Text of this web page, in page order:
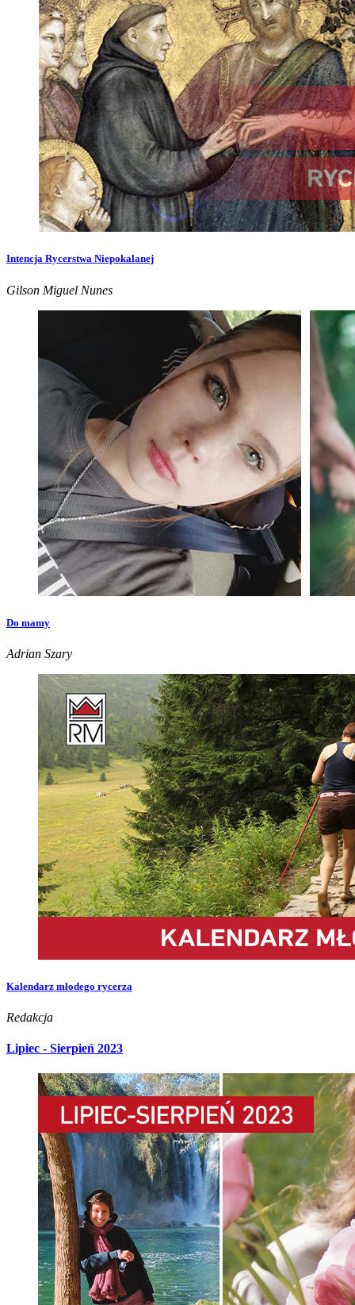
Intencja Rycerstwa Niepokalanej
Gilson Miguel Nunes
Do mamy
Adrian Szary
Kalendarz młodego rycerza
Redakcja
Lipiec - Sierpień 2023